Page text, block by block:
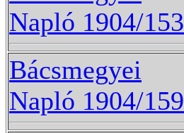
Napló 1904/153
Bácsmegyei
Napló 1904/159